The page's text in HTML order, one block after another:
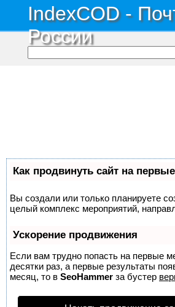
IndexCOD -
России
Как продвинуть сайт на
Вы создали или только планируете
целый комплекс мероприятий,
Ускорение продвижения
Если вам трудно попасть на первые
десятки раз, а первые результаты
месяц, то в SeoHammer за бустер